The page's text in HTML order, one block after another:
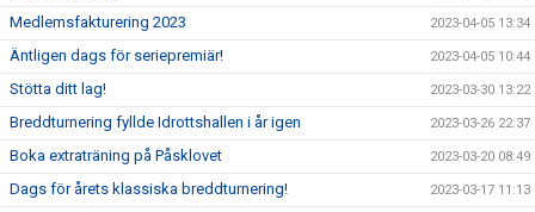
Medlemsfakturering 2023 2023-04-05 13:34
Äntligen dags för seriepremiär! 2023-04-05 10:44
Stötta ditt lag! 2023-03-30 13:22
Breddturnering fyllde Idrottshallen i år igen 2023-03-26 22:37
Boka extraträning på Påsklovet 2023-03-20 08:49
Dags för årets klassiska breddturnering! 2023-03-17 11:13